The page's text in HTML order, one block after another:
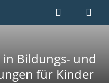
in Bildungs- und
für Kinder